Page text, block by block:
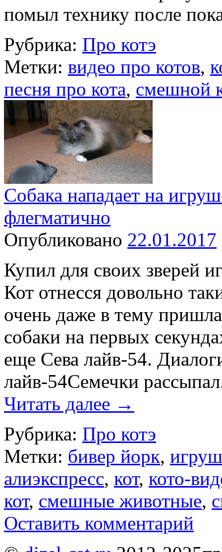
помыл технику после
Рубрика: Про котэ
Метки: видео про котов,
песня про кота, смешной
Собака нападает на
флегматично
Опубликовано 22.01.2017
Купил для своих зверей
Кот отнесся довольно
очень даже в тему
собаки на первых
еще Сева лайв-54.
лайв-54Семечки
Читать далее →
Рубрика: Про котэ
Метки: бивер йорк,
алиэкспресс, кот, кото-
кот, смешные животные,
Оставить комментарий